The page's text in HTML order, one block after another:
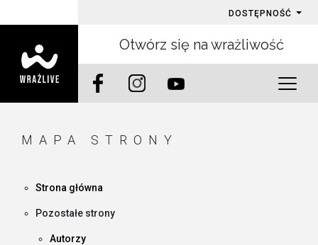
DOSTĘPNOŚĆ
Otwórz się na wrażliwość
MAPA STRONY
Strona główna
Pozostałe strony
Autorzy